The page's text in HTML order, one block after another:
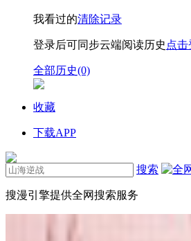
我看过的清除记录
登录后可同步云端阅读历史 点
全部历史(0)
收藏
下载APP
搜索
搜漫引擎提供全网搜索服务